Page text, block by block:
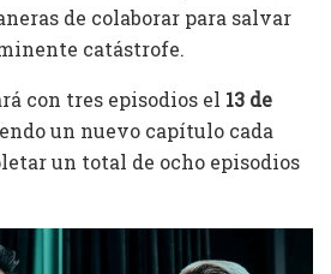
de colaborar para salvar
catástrofe.
con tres episodios el 13 de
un nuevo capítulo cada
un total de ocho episodios